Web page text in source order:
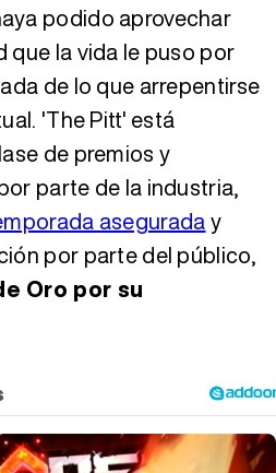
podido aprovechar
la vida le puso por
de lo que arrepentirse
'The Pitt' está
de premios y
parte de la industria,
aseguraday
por parte del público,
Oro por su